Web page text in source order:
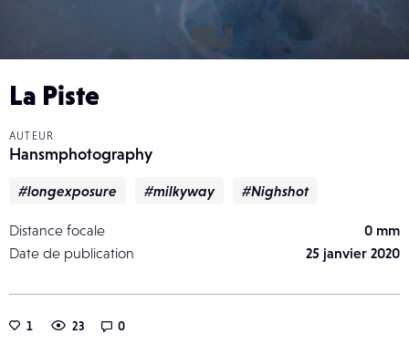
La Piste
AUTEUR
Hansmphotography
#longexposure #milkyway #Nighshot
Distance focale
0 mm
Date de publication
25 janvier 2020
1 23 0